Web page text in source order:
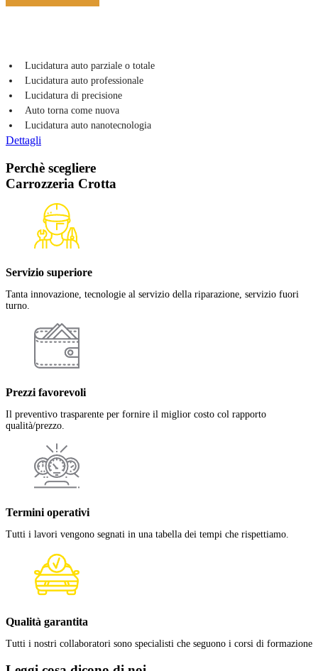
Lucidatura auto parziale o totale
Lucidatura auto professionale
Lucidatura di precisione
Auto torna come nuova
Lucidatura auto nanotecnologia
Dettagli
Perchè scegliere
Carrozzeria Crotta
Servizio superiore
Tanta innovazione, tecnologie al servizio della riparazione, servizio fuori
turno.
Prezzi favorevoli
Il preventivo trasparente per fornire il miglior costo col rapporto
qualità/prezzo.
Termini operativi
Tutti i lavori vengono segnati in una tabella dei tempi che rispettiamo.
Qualità garantita
Tutti i nostri collaboratori sono specialisti che seguono i corsi di formazione